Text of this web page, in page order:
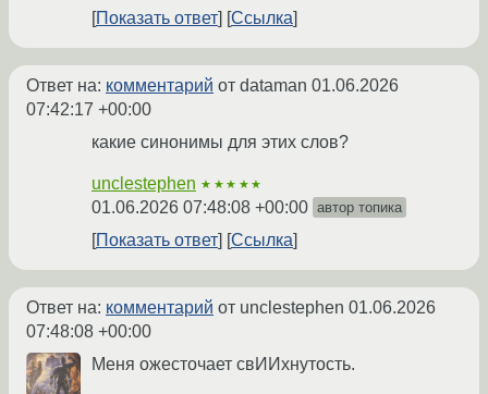
Показать ответ
Ссылка
Ответ на: комментарий от dataman 01.06.2026
07:42:17 +00:00
какие синонимы для этих слов?
unclestephen ★★★★★
01.06.2026 07:48:08 +00:00 автор топика
Показать ответ Ссылка
Ответ на: комментарий от unclestephen 01.06.2026
07:48:08 +00:00
Меня ожесточает свИИхнутость.